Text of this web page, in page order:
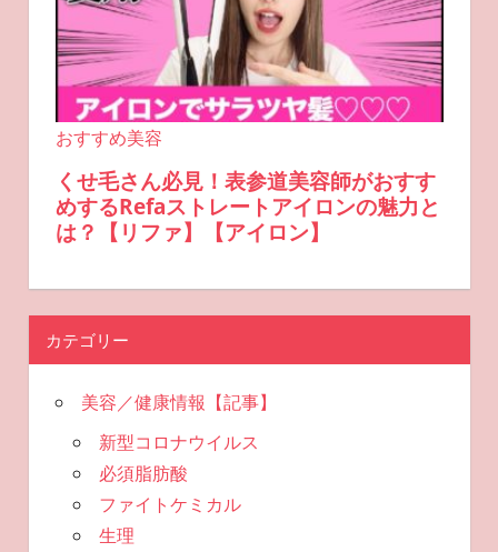
カテゴリー
美容／健康情報【記事】
新型コロナウイルス
必須脂肪酸
ファイトケミカル
生理